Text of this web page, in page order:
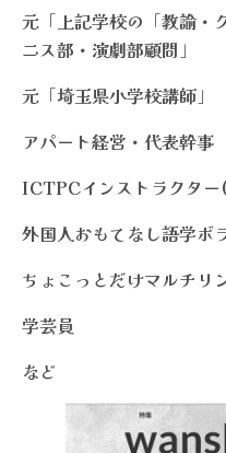
元「上記学校の「教諭・
ニス部・演劇部顧問」
元「埼玉県小学校講師」
アパート経営・代表幹事
ICTPCインストラクタ
外国人おもてなし語学ボ
ちょこっとだけマルチリ
学芸員
など